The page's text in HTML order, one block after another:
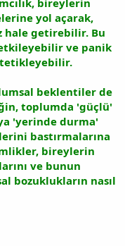
yol açarak,
hale getirebilir. Bu
ve panik
tetikleyebilir.
beklentiler de
toplumda 'güçlü'
'yerinde durma'
bastırmalarına
bireylerin
ve bunun
bozuklukların nasıl